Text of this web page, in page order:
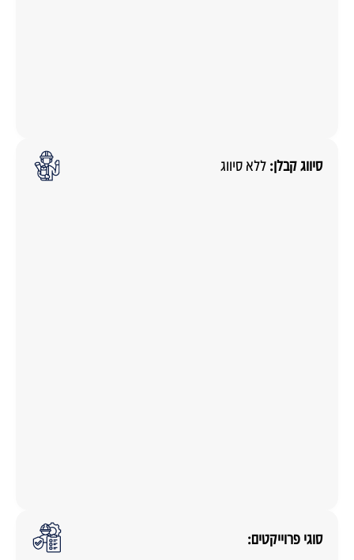
סיווג קבלן: ללא סיווג
סוגי פרוייקטים: